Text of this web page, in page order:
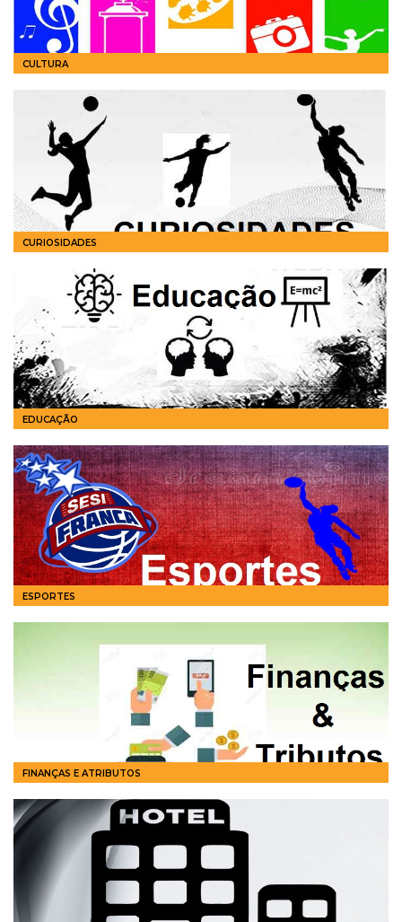
CULTURA
CURIOSIDADES
EDUCAÇÃO
ESPORTES
FINANÇAS E ATRIBUTOS